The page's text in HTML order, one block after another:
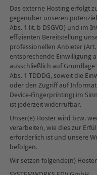
Das externe Hosting erfolgt
gegenüber unseren
Abs. 1 lit. b DSGVO) und im
effizienten Bereitstellung
professionellen Anbieter (Art.
entsprechende Einwilligung
ausschließlich auf Grundlage
Abs. 1 TDDDG, soweit die
oder den Zugriff auf
Device-Fingerprinting) im
ist jederzeit widerrufbar.
Unser(e) Hoster wird bzw.
verarbeiten, wie dies zur
erforderlich ist und unsere
befolgen.
Wir setzen folgende(n)